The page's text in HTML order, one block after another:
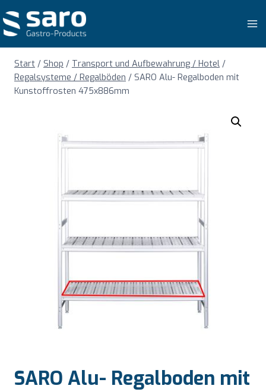
Inhalt
springen
Start / Shop / Transport und Aufbewahrung / Hotel /
Regalsysteme / Regalböden / SARO Alu- Regalboden mit
Kunstoffrosten 475x886mm
SARO Alu- Regalboden mit